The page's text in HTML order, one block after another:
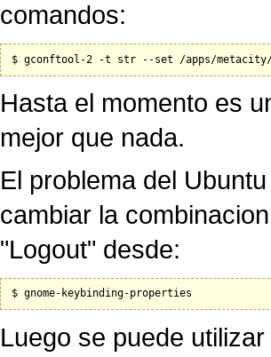
comandos:
Hasta el momento es
mejor que nada.
El problema del
cambiar la
"Logout" desde:
Luego se puede